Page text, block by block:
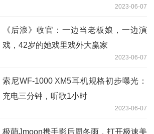
2023-06-07
《后浪》收官：一边当老板娘，一边演
戏，42岁的她戏里戏外大赢家
2023-06-07
索尼WF-1000 XM5耳机规格初步曝光：
充电三分钟，听歌1小时
2023-06-07
极萌Jmoon携手影后周冬雨，打开极速美